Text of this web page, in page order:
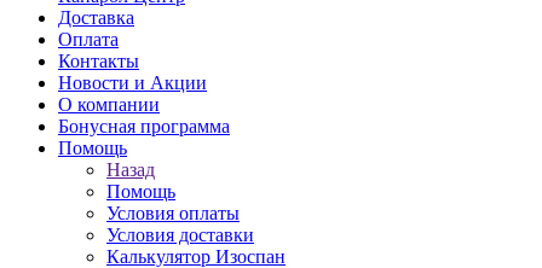
Доставка
Оплата
Контакты
Новости и Акции
О компании
Бонусная программа
Помощь
Назад
Помощь
Условия оплаты
Условия доставки
Калькулятор Изоспан